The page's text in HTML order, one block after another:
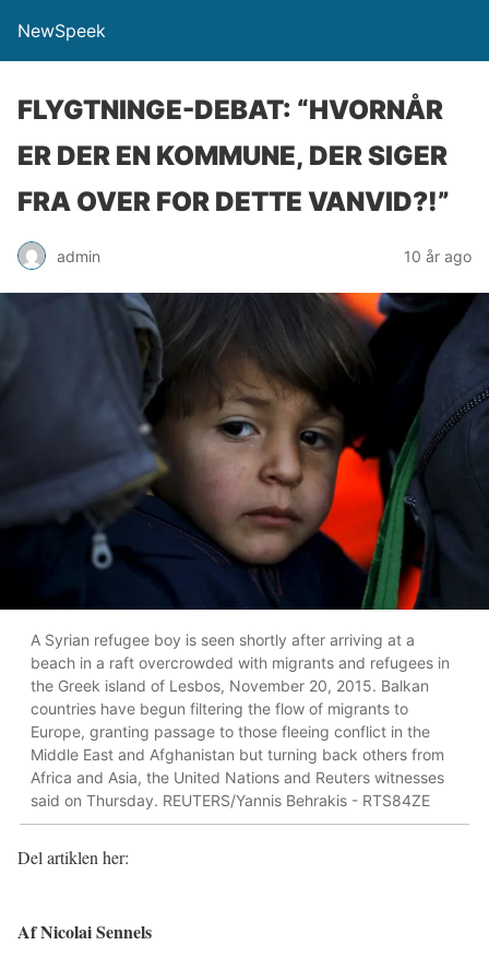
NewSpeek
FLYGTNINGE-DEBAT: “HVORNÅR
ER DER EN KOMMUNE, DER SIGER
FRA OVER FOR DETTE VANVID?!”
admin 10 år ago
A Syrian refugee boy is seen shortly after arriving at a
beach in a raft overcrowded with migrants and refugees in
the Greek island of Lesbos, November 20, 2015. Balkan
countries have begun filtering the flow of migrants to
Europe, granting passage to those fleeing conflict in the
Middle East and Afghanistan but turning back others from
Africa and Asia, the United Nations and Reuters witnesses
said on Thursday. REUTERS/Yannis Behrakis - RTS84ZE
Del artiklen her:
Af Nicolai Sennels